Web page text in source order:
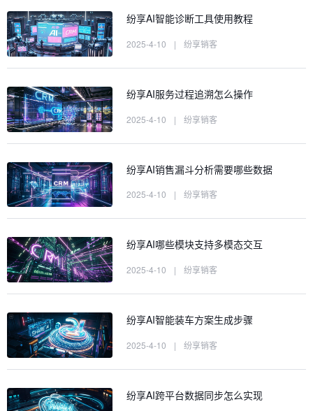
纷享AI智能诊断工具使用教程
2025-4-10 | 纷享销客
纷享AI服务过程追溯怎么操作
2025-4-10 | 纷享销客
纷享AI销售漏斗分析需要哪些数据
2025-4-10 | 纷享销客
纷享AI哪些模块支持多模态交互
2025-4-10 | 纷享销客
纷享AI智能装车方案生成步骤
2025-4-10 | 纷享销客
纷享AI跨平台数据同步怎么实现